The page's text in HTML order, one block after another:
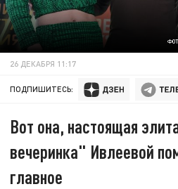
26 ДЕКАБРЯ 11:17
ПОДПИШИТЕСЬ:
Вот она, настоящая
вечеринка" Ивлеевой
главное